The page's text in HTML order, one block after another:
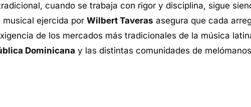
cuando se trabaja con rigor y disciplina, sigue
ejercida por Wilbert Taveras asegura que cada
de los mercados más tradicionales de la música
Dominicana y las distintas comunidades de